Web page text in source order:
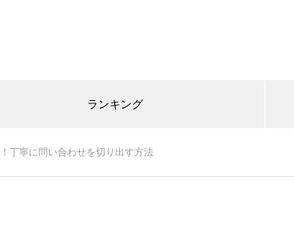
ランキング
丁寧に問い合わせを切り出す方法